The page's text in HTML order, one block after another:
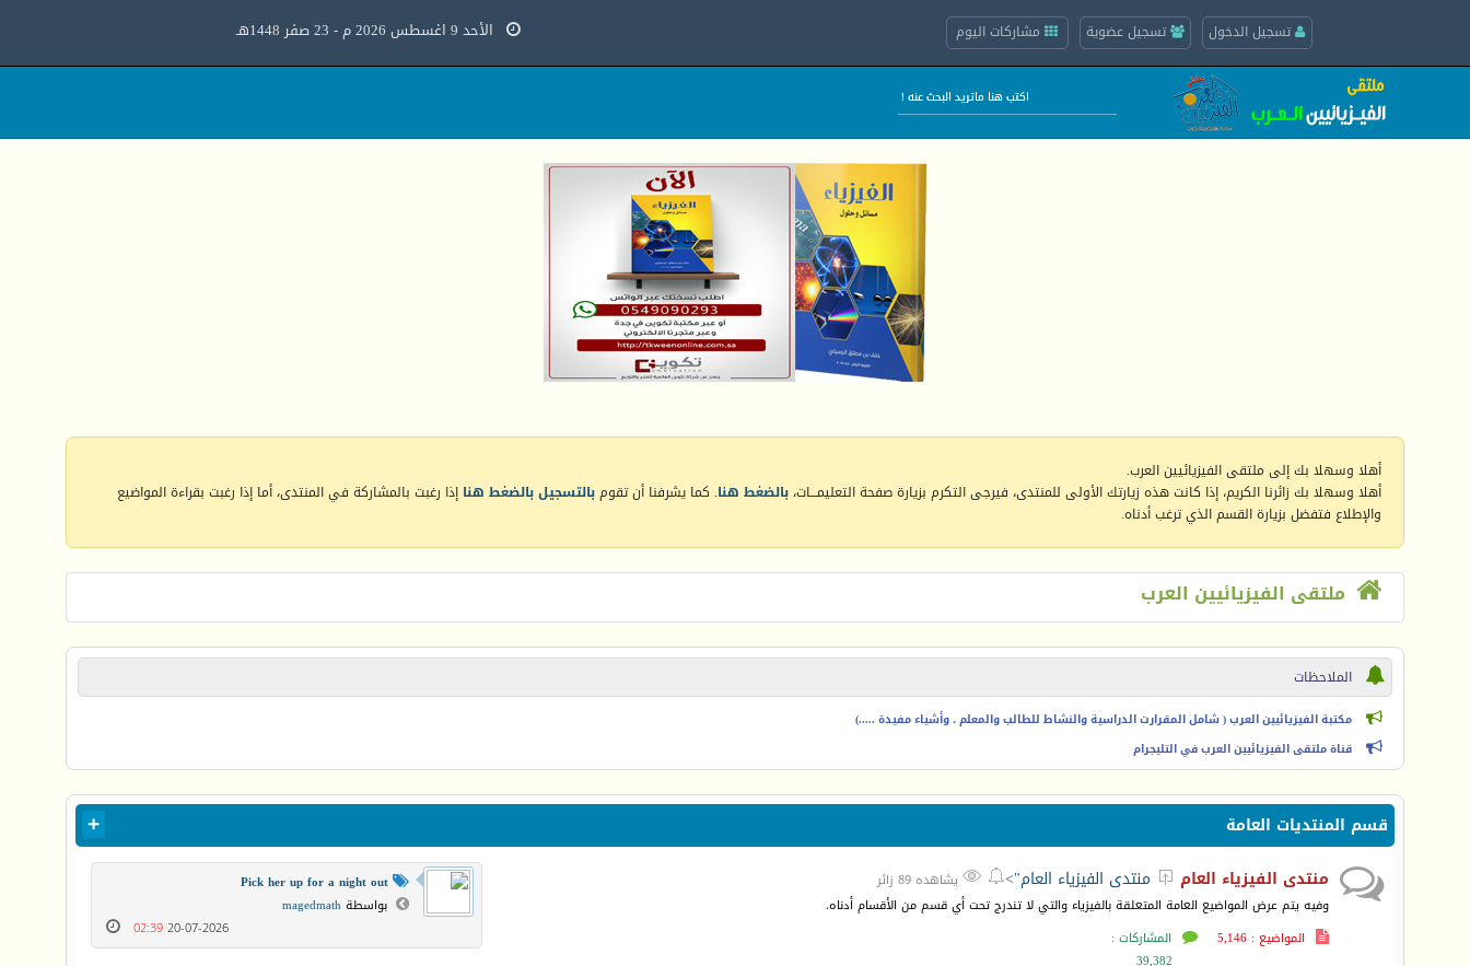
تسجيل الدخول تسجيل عضوية مشاركات اليوم الأحد 9 اغسطس 2026 م - 23 صفر 1448هـ
أهلا وسهلا بك إلى ملتقى الفيزيائيين العرب.
أهلا وسهلا بك زائرنا الكريم، إذا كانت هذه زيارتك الأولى للمنتدى، فيرجى التكرم بزيارة صفحة التعليمـــات، بالضغط هنا. كما يشرفنا أن تقومبالتسجيل بالضغط هنا إذا رغبت بالمشاركة في المنتدى، أما إذا رغبت بقراءة المواضيع
والإطلاع فتفضل بزيارة القسم الذي ترغب أدناه.
ملتقى الفيزيائيين العرب
الملاحظات
مكتبة الفيزيائيين العرب ( شامل المقرارت الدراسية والنشاط للطالب والمعلم ، وأشياء مفيدة .....)
قناة ملتقى الفيزيائيين العرب في التليجرام
قسم المنتديات العامة
Pick her up for a night out
بواسطةmagedmath
20-07-2026
02:39
منتدى الفيزياء العام  منتدى الفيزياء العام">
 يشاهده 89 زائر
وفيه يتم عرض المواضيع العامة المتعلقة بالفيزياء والتي لا تندرج تحت أي قسم من الأقسام أدناه.
المواضيع : 5,146
المشاركات :
39,382